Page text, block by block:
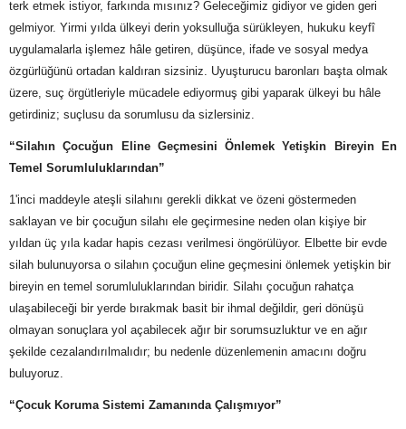
terk etmek istiyor, farkında mısınız? Geleceğimiz gidiyor ve giden geri
gelmiyor. Yirmi yılda ülkeyi derin yoksulluğa sürükleyen, hukuku keyfî
uygulamalarla işlemez hâle getiren, düşünce, ifade ve sosyal medya
özgürlüğünü ortadan kaldıran sizsiniz. Uyuşturucu baronları başta olmak
üzere, suç örgütleriyle mücadele ediyormuş gibi yaparak ülkeyi bu hâle
getirdiniz; suçlusu da sorumlusu da sizlersiniz.
“Silahın Çocuğun Eline Geçmesini Önlemek Yetişkin Bireyin En
Temel Sorumluluklarından”
1'inci maddeyle ateşli silahını gerekli dikkat ve özeni göstermeden
saklayan ve bir çocuğun silahı ele geçirmesine neden olan kişiye bir
yıldan üç yıla kadar hapis cezası verilmesi öngörülüyor. Elbette bir evde
silah bulunuyorsa o silahın çocuğun eline geçmesini önlemek yetişkin bir
bireyin en temel sorumluluklarından biridir. Silahı çocuğun rahatça
ulaşabileceği bir yerde bırakmak basit bir ihmal değildir, geri dönüşü
olmayan sonuçlara yol açabilecek ağır bir sorumsuzluktur ve en ağır
şekilde cezalandırılmalıdır; bu nedenle düzenlemenin amacını doğru
buluyoruz.
“Çocuk Koruma Sistemi Zamanında Çalışmıyor”